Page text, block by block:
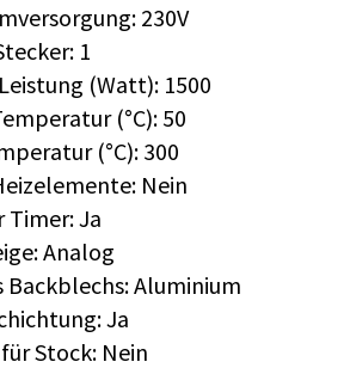
230V
1
(Watt): 1500
(°C): 50
(°C): 300
Nein
Timer: Ja
Analog
Backblechs: Aluminium
Ja
Stock: Nein